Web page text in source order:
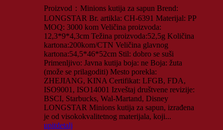
Proizvod：Minions kutija za sapun Brend:
LONGSTAR Br. artikla: CH-6391 Materijal: PP
MOQ: 3000 kom Veličina proizvoda:
12,3*9*4,3cm Težina proizvoda:52,5g Količina
kartona:200kom/CTN Veličina glavnog
kartona:54,5*46*52cm Stil: dobro se suši
Primenljivo: Javna kutija boja: ne Boja: žuta
(može se prilagoditi) Mesto porekla:
ZHEJIANG, KINA Certifikat: LFGB, FDA,
ISO9001, ISO14001 Izveštaj društvene revizije:
BSCI, Starbucks, Wal-Martand, Disney
LONGSTAR Minions kutija za sapun, izrađena
je od visokokvalitetnog materijala, koji...
upitdetalj